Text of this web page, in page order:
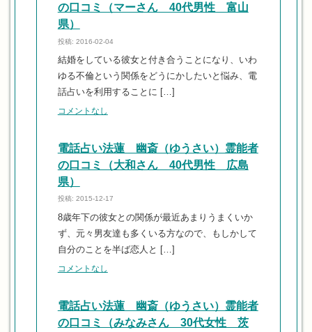
の口コミ（マーさん 40代男性 富山
県）
投稿: 2016-02-04
結婚をしている彼女と付き合うことになり、いわ
ゆる不倫という関係をどうにかしたいと悩み、電
話占いを利用することに […]
コメントなし
電話占い法蓮 幽斎（ゆうさい）霊能者
の口コミ（大和さん 40代男性 広島
県）
投稿: 2015-12-17
8歳年下の彼女との関係が最近あまりうまくいか
ず、元々男友達も多くいる方なので、もしかして
自分のことを半ば恋人と […]
コメントなし
電話占い法蓮 幽斎（ゆうさい）霊能者
の口コミ（みなみさん 30代女性 茨